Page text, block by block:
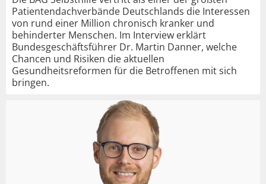
Patientendachverbände Deutschlands die Interessen
von rund einer Million chronisch kranker und
behinderter Menschen. Im Interview erklärt
Bundesgeschäftsführer Dr. Martin Danner, welche
Chancen und Risiken die aktuellen
Gesundheitsreformen für die Betroffenen mit sich
bringen.